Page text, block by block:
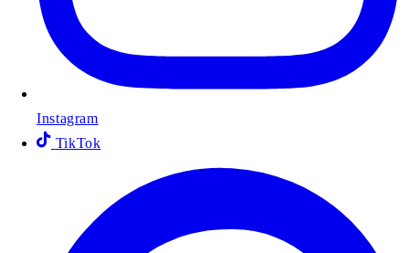
Instagram
TikTok